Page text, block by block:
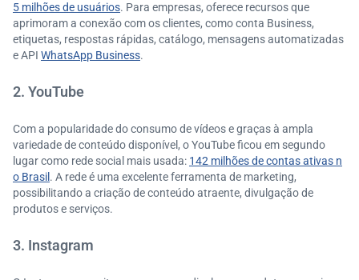
5 milhões de usuários. Para empresas, oferece recursos que
aprimoram a conexão com os clientes, como conta Business,
etiquetas, respostas rápidas, catálogo, mensagens automatizadas
e API WhatsApp Business.
2. YouTube
Com a popularidade do consumo de vídeos e graças à ampla
variedade de conteúdo disponível, o YouTube ficou em segundo
lugar como rede social mais usada: 142 milhões de contas ativas n
o Brasil . A rede é uma excelente ferramenta de marketing,
possibilitando a criação de conteúdo atraente, divulgação de
produtos e serviços.
3. Instagram